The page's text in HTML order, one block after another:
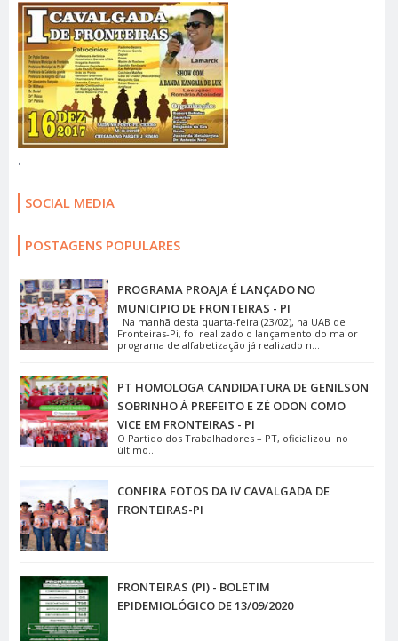
.
SOCIAL MEDIA
POSTAGENS POPULARES
PROGRAMA PROAJA É LANÇADO NO
MUNICIPIO DE FRONTEIRAS - PI
Na manhã desta quarta-feira (23/02), na UAB de
Fronteiras-Pi, foi realizado o lançamento do maior
programa de alfabetização já realizado n...
PT HOMOLOGA CANDIDATURA DE GENILSON
SOBRINHO À PREFEITO E ZÉ ODON COMO
VICE EM FRONTEIRAS - PI
O Partido dos Trabalhadores – PT, oficializou no
último...
CONFIRA FOTOS DA IV CAVALGADA DE
FRONTEIRAS-PI
FRONTEIRAS (PI) - BOLETIM
EPIDEMIOLÓGICO DE 13/09/2020